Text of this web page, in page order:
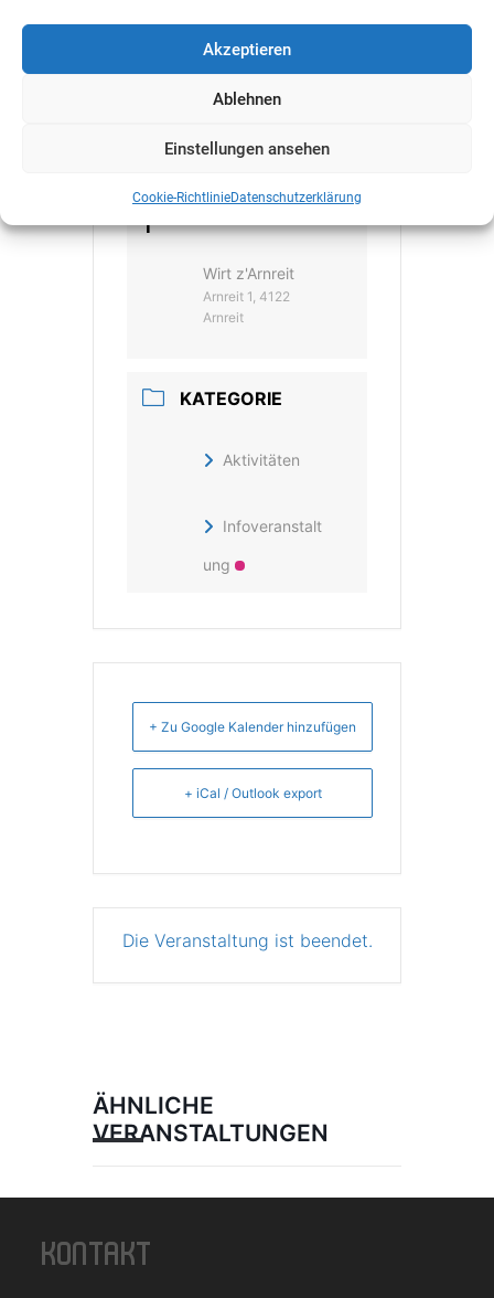
Akzeptieren
Ablehnen
Einstellungen ansehen
Cookie-RichtlinieDatenschutzerklärung
UHRZEIT
VERANSTALTUNGSOR
T
Wirt z'Arnreit
Arnreit 1, 4122
Arnreit
KATEGORIE
Aktivitäten
Infoveranstalt
ung
+ Zu Google Kalender hinzufügen
+ iCal / Outlook export
Die Veranstaltung ist beendet.
ÄHNLICHE
VERANSTALTUNGEN
KONTAKT